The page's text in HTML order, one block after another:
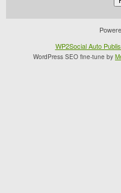
WP2Social Auto
WordPress SEO fine-tune by